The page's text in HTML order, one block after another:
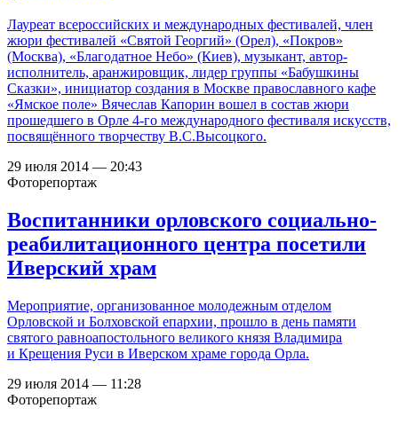
Лауреат всероссийских и международных фестивалей, член
жюри фестивалей «Святой Георгий» (Орел), «Покров»
(Москва), «Благодатное Небо» (Киев), музыкант, автор-
исполнитель, аранжировщик, лидер группы «Бабушкины
Сказки», инициатор создания в Москве православного кафе
«Ямское поле» Вячеслав Капорин вошел в состав жюри
прошедшего в Орле 4-го международного фестиваля искусств,
посвящённого творчеству В.С.Высоцкого.
29 июля 2014 — 20:43
Фоторепортаж
Воспитанники орловского социально-
реабилитационного центра посетили
Иверский храм
Мероприятие, организованное молодежным отделом
Орловской и Болховской епархии, прошло в день памяти
святого равноапостольного великого князя Владимира
и Крещения Руси в Иверском храме города Орла.
29 июля 2014 — 11:28
Фоторепортаж